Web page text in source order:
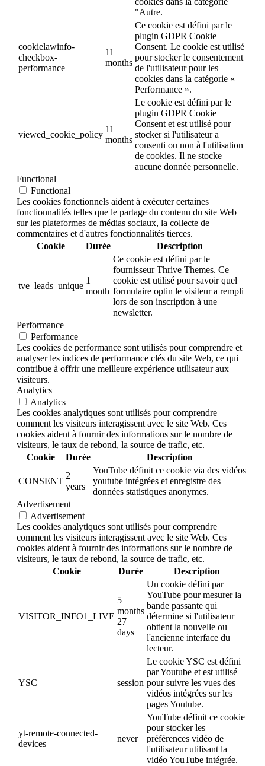
"Autre.
cookielawinfo-
checkbox-
performance
11
months
Ce cookie est défini par le
plugin GDPR Cookie
Consent. Le cookie est utilisé
pour stocker le consentement
de l'utilisateur pour les
cookies dans la catégorie «
Performance ».
viewed_cookie_policy
11
months
Le cookie est défini par le
plugin GDPR Cookie
Consent et est utilisé pour
stocker si l'utilisateur a
consenti ou non à l'utilisation
de cookies. Il ne stocke
aucune donnée personnelle.
Functional
Functional
Les cookies fonctionnels aident à exécuter certaines
fonctionnalités telles que le partage du contenu du site Web
sur les plateformes de médias sociaux, la collecte de
commentaires et d'autres fonctionnalités tierces.
Cookie
Durée Description
tve_leads_unique
1
month
Ce cookie est défini par le
fournisseur Thrive Themes. Ce
cookie est utilisé pour savoir quel
formulaire optin le visiteur a rempli
lors de son inscription à une
newsletter.
Performance
Performance
Les cookies de performance sont utilisés pour comprendre et
analyser les indices de performance clés du site Web, ce qui
contribue à offrir une meilleure expérience utilisateur aux
visiteurs.
Analytics
Analytics
Les cookies analytiques sont utilisés pour comprendre
comment les visiteurs interagissent avec le site Web. Ces
cookies aident à fournir des informations sur le nombre de
visiteurs, le taux de rebond, la source de trafic, etc.
Cookie
Durée Description
CONSENT
2
years
YouTube définit ce cookie via des vidéos
youtube intégrées et enregistre des
données statistiques anonymes.
Advertisement
Advertisement
Les cookies analytiques sont utilisés pour comprendre
comment les visiteurs interagissent avec le site Web. Ces
cookies aident à fournir des informations sur le nombre de
visiteurs, le taux de rebond, la source de trafic, etc.
Cookie
Durée Description
VISITOR_INFO1_LIVE
5
months
27
days
Un cookie défini par
YouTube pour mesurer la
bande passante qui
détermine si l'utilisateur
obtient la nouvelle ou
l'ancienne interface du
lecteur.
YSC session
Le cookie YSC est défini
par Youtube et est utilisé
pour suivre les vues des
vidéos intégrées sur les
pages Youtube.
yt-remote-connected-
devices
never
YouTube définit ce cookie
pour stocker les
préférences vidéo de
l'utilisateur utilisant la
vidéo YouTube intégrée.